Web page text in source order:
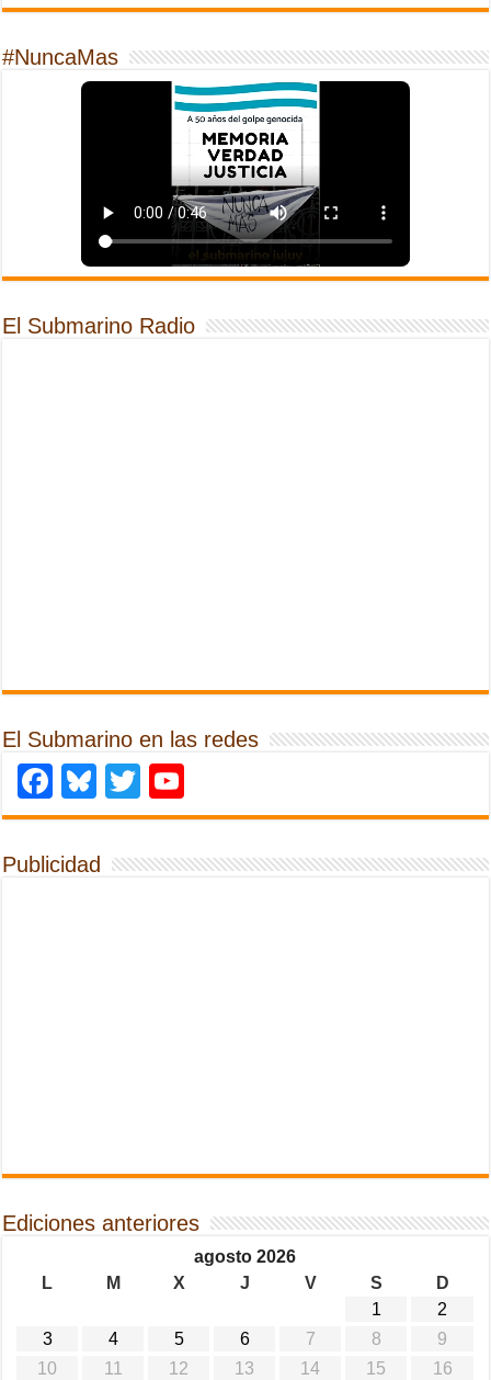
#NuncaMas
El Submarino Radio
El Submarino en las redes
Facebook
Bluesky
Twitter
Publicidad
Ediciones anteriores
agosto 2026
L
M X J V S
D
1
2
3
4 5 6 7 8
9
10
11 12 13 14 15
16